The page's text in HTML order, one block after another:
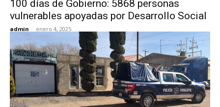
100 días de Gobierno: 5868 personas
vulnerables apoyadas por Desarrollo Social
admin - enero 4, 2025